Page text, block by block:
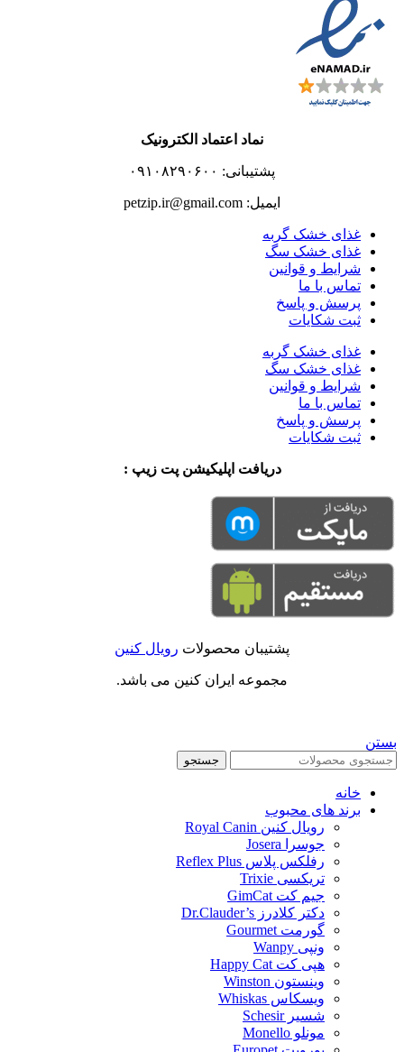
نماد اعتماد الکترونیک
پشتیبانی: ۰۹۱۰۸۲۹۰۶۰۰
ایمیل: petzip.ir@gmail.com
غذای خشک گربه
غذای خشک سگ
شرایط و قوانین
تماس با ما
پرسش و پاسخ
ثبت شکایات
غذای خشک گربه
غذای خشک سگ
شرایط و قوانین
تماس با ما
پرسش و پاسخ
ثبت شکایات
دریافت اپلیکیشن پت زیپ :
پشتیبان محصولات رویال کنین
مجموعه ایران کنین می باشد.
بستن
جستجو
خانه
برند های محبوب
رویال کنین Royal Canin
جوسرا Josera
رفلکس پلاس Reflex Plus
تریکسی Trixie
جیم کت GimCat
دکتر کلادرز Dr.Clauder’s
گورمت Gourmet
ونپی Wanpy
هپی کت Happy Cat
وینستون Winston
ویسکاس Whiskas
شسیر Schesir
مونلو Monello